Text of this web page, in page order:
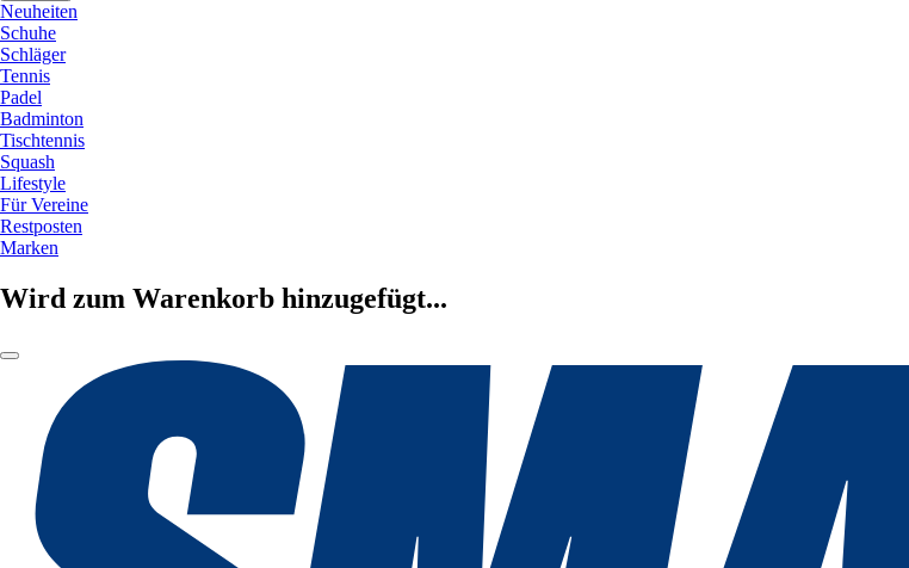
Neuheiten
Schuhe
Schläger
Tennis
Padel
Badminton
Tischtennis
Squash
Lifestyle
Für Vereine
Restposten
Marken
Wird zum Warenkorb hinzugefügt...